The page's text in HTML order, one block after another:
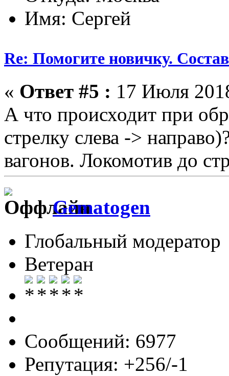
Имя: Сергей
Re: Помогите новичку.
« Ответ #5 : 17 Июля
А что происходит при
стрелку слева ->
вагонов. Локомотив до
Gematogen
Глобальный модератор
Ветеран
Сообщений: 6977
Репутация: +256/-1